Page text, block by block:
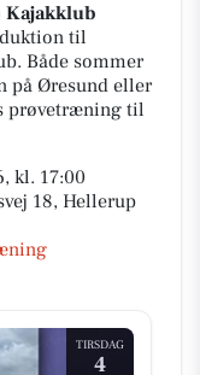
til
Både sommer
på Øresund eller
prøvetræning til
kl. 17:00
18, Hellerup
TIRSDAG
4